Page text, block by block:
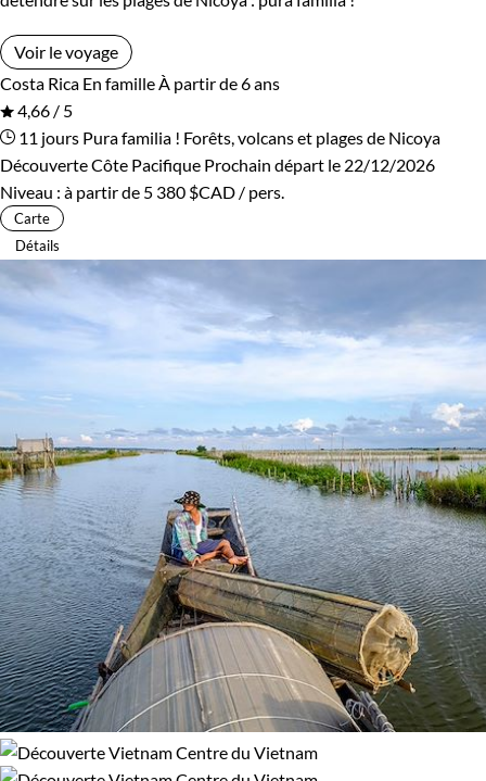
Voir le voyage
Costa Rica En famille À partir de 6 ans
4,66 / 5
11 jours Pura familia ! Forêts, volcans et plages de Nicoya
Découverte Côte Pacifique Prochain départ le 22/12/2026
Niveau : à partir de 5 380 $CAD / pers.
Carte
Détails